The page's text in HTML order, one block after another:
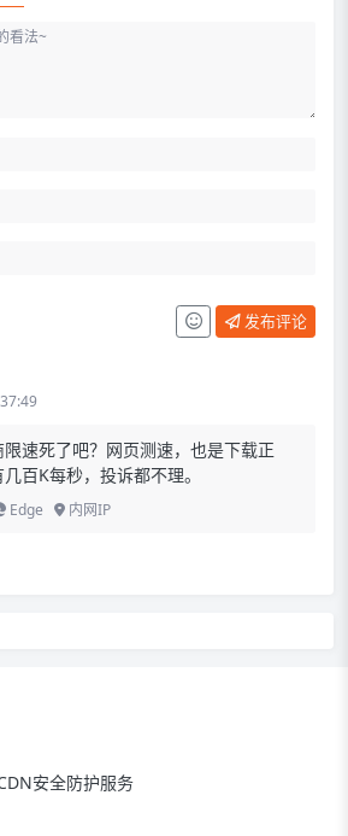
发布评论
速死了吧？网页测速，也是下载正
百K每秒，投诉都不理。
Edge 内网IP
安全防护服务